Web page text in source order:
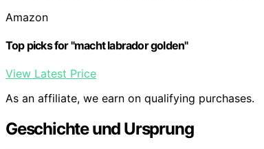
Amazon
Top picks for "macht labrador golden"
View Latest Price
As an affiliate, we earn on qualifying purchases.
Geschichte und Ursprung